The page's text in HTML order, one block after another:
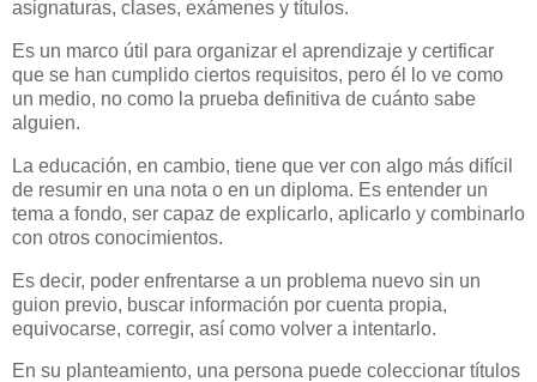
asignaturas, clases, exámenes y títulos.
Es un marco útil para organizar el aprendizaje y certificar
que se han cumplido ciertos requisitos, pero él lo ve como
un medio, no como la prueba definitiva de cuánto sabe
alguien.
La educación, en cambio, tiene que ver con algo más difícil
de resumir en una nota o en un diploma. Es entender un
tema a fondo, ser capaz de explicarlo, aplicarlo y combinarlo
con otros conocimientos.
Es decir, poder enfrentarse a un problema nuevo sin un
guion previo, buscar información por cuenta propia,
equivocarse, corregir, así como volver a intentarlo.
En su planteamiento, una persona puede coleccionar títulos